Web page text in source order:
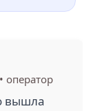
• оператор
вышла